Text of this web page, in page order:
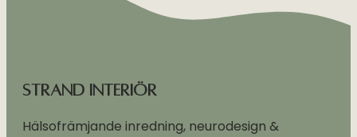
Strand Interiör
Hälsofrämjande inredning, neurodesign &